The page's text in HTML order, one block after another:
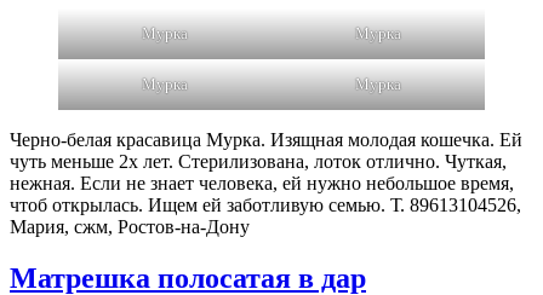
Мурка,
чёрная-
белая
кошечка
Мурка Мурка
Мурка Мурка
Черно-белая красавица Мурка. Изящная молодая кошечка. Ей
чуть меньше 2х лет. Стерилизована, лоток отлично. Чуткая,
нежная. Если не знает человека, ей нужно небольшое время,
чтоб открылась. Ищем ей заботливую семью. Т. 89613104526,
Мария, сжм, Ростов-на-Дону
Матрешка полосатая в дар